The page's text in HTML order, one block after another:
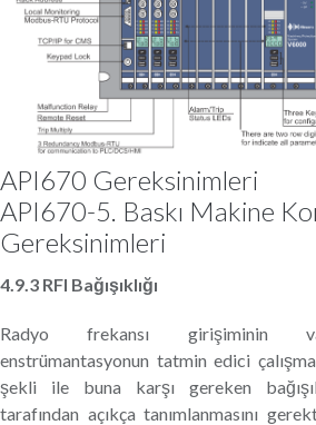
API670 Gereksinimleri
API670-5. Baskı Makine
Gereksinimleri
4.9.3 RFI Bağışıklığı
Radyo frekansı girişiminin
enstrümantasyonun tatmin edici
şekli ile buna karşı gereken
tarafından açıkça tanımlanmasını